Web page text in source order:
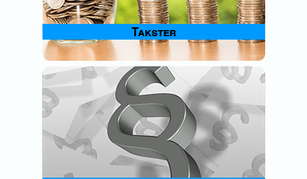
Takster